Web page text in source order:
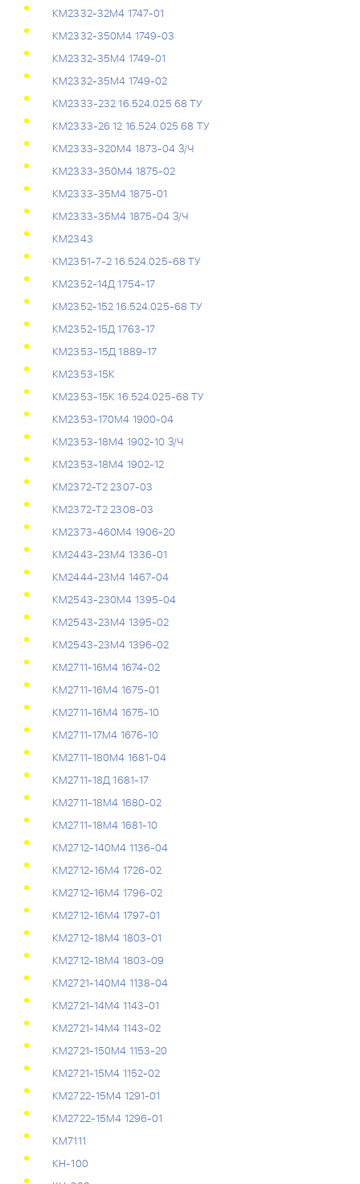
КМ2332-32М4 1747-01
КМ2332-350М4 1749-03
КМ2332-35М4 1749-01
КМ2332-35М4 1749-02
КМ2333-232 16.524.025 68 ТУ
КМ2333-26 12 16.524.025 68 ТУ
КМ2333-320М4 1873-04 З/Ч
КМ2333-350М4 1875-02
КМ2333-35М4 1875-01
КМ2333-35М4 1875-04 З/Ч
КМ2343
КМ2351-7-2 16.524.025-68 ТУ
КМ2352-14Д 1754-17
КМ2352-152 16.524.025-68 ТУ
КМ2352-15Д 1763-17
КМ2353-15Д 1889-17
КМ2353-15К
КМ2353-15К 16.524.025-68 ТУ
КМ2353-170М4 1900-04
КМ2353-18М4 1902-10 З/Ч
КМ2353-18М4 1902-12
КМ2372-Т2 2307-03
КМ2372-Т2 2308-03
КМ2373-460М4 1906-20
КМ2443-23М4 1336-01
КМ2444-23М4 1467-04
КМ2543-230М4 1395-04
КМ2543-23М4 1395-02
КМ2543-23М4 1396-02
КМ2711-16М4 1674-02
КМ2711-16М4 1675-01
КМ2711-16М4 1675-10
КМ2711-17М4 1676-10
КМ2711-180М4 1681-04
КМ2711-18Д 1681-17
КМ2711-18М4 1680-02
КМ2711-18М4 1681-10
КМ2712-140М4 1136-04
КМ2712-16М4 1726-02
КМ2712-16М4 1796-02
КМ2712-16М4 1797-01
КМ2712-18М4 1803-01
КМ2712-18М4 1803-09
КМ2721-140М4 1138-04
КМ2721-14М4 1143-01
КМ2721-14М4 1143-02
КМ2721-150М4 1153-20
КМ2721-15М4 1152-02
КМ2722-15М4 1291-01
КМ2722-15М4 1296-01
КМ7111
КН-100